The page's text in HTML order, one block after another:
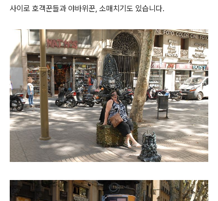
사이로 호객꾼들과 야바위꾼, 소매치기도 있습니다.